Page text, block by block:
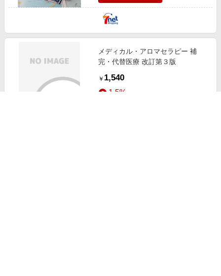
メディカル・アロマセラピー 補
完・代替医療 改訂第３版
￥ 1,540
1.5%